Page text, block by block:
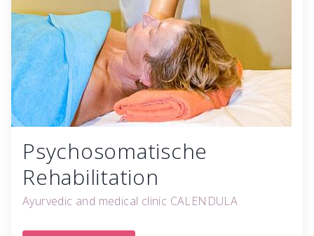
Psychosomatische
Rehabilitation
Ayurvedic and medical clinic CALENDULA